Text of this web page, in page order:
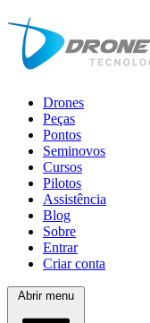
Drones
Peças
Pontos
Seminovos
Cursos
Pilotos
Assistência
Blog
Sobre
Entrar
Criar conta
Abrir menu